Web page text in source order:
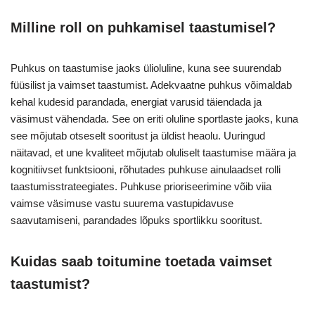
Milline roll on puhkamisel taastumisel?
Puhkus on taastumise jaoks ülioluline, kuna see suurendab
füüsilist ja vaimset taastumist. Adekvaatne puhkus võimaldab
kehal kudesid parandada, energiat varusid täiendada ja
väsimust vähendada. See on eriti oluline sportlaste jaoks, kuna
see mõjutab otseselt sooritust ja üldist heaolu. Uuringud
näitavad, et une kvaliteet mõjutab oluliselt taastumise määra ja
kognitiivset funktsiooni, rõhutades puhkuse ainulaadset rolli
taastumisstrateegiates. Puhkuse prioriseerimine võib viia
vaimse väsimuse vastu suurema vastupidavuse
saavutamiseni, parandades lõpuks sportlikku sooritust.
Kuidas saab toitumine toetada vaimset
taastumist?